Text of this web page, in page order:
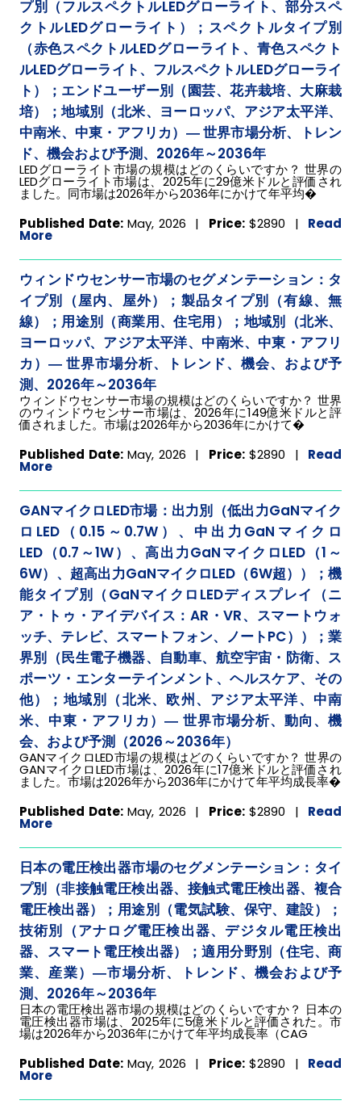
プ別（フルスペクトルLEDグローライト、部分スペ
クトルLEDグローライト）；スペクトルタイプ別
（赤色スペクトルLEDグローライト、青色スペクト
ルLEDグローライト、フルスペクトルLEDグローライ
ト）；エンドユーザー別（園芸、花卉栽培、大麻栽
培）；地域別（北米、ヨーロッパ、アジア太平洋、
中南米、中東・アフリカ）― 世界市場分析、トレン
ド、機会および予測、2026年～2036年
LEDグローライト市場の規模はどのくらいですか？ 世界の
LEDグローライト市場は、2025年に29億米ドルと評価され
ました。同市場は2026年から2036年にかけて年平均�
Published Date:May, 2026 | Price:$2890 | Read
More
ウィンドウセンサー市場のセグメンテーション：タ
イプ別（屋内、屋外）；製品タイプ別（有線、無
線）；用途別（商業用、住宅用）；地域別（北米、
ヨーロッパ、アジア太平洋、中南米、中東・アフリ
カ）― 世界市場分析、トレンド、機会、および予
測、2026年～2036年
ウィンドウセンサー市場の規模はどのくらいですか？ 世界
のウィンドウセンサー市場は、2026年に149億米ドルと評
価されました。市場は2026年から2036年にかけて�
Published Date:May, 2026 | Price:$2890 | Read
More
GANマイクロLED市場：出力別（低出力GaNマイク
ロLED（0.15～0.7W）、中出力GaNマイクロ
LED（0.7～1W）、高出力GaNマイクロLED（1～
6W）、超高出力GaNマイクロLED（6W超））；機
能タイプ別（GaNマイクロLEDディスプレイ（ニ
ア・トゥ・アイデバイス：AR・VR、スマートウォ
ッチ、テレビ、スマートフォン、ノートPC））；業
界別（民生電子機器、自動車、航空宇宙・防衛、ス
ポーツ・エンターテインメント、ヘルスケア、その
他）；地域別（北米、欧州、アジア太平洋、中南
米、中東・アフリカ）― 世界市場分析、動向、機
会、および予測（2026～2036年）
GANマイクロLED市場の規模はどのくらいですか？ 世界の
GANマイクロLED市場は、2026年に17億米ドルと評価され
ました。市場は2026年から2036年にかけて年平均成長率�
Published Date:May, 2026 | Price:$2890 | Read
More
日本の電圧検出器市場のセグメンテーション：タイ
プ別（非接触電圧検出器、接触式電圧検出器、複合
電圧検出器）；用途別（電気試験、保守、建設）；
技術別（アナログ電圧検出器、デジタル電圧検出
器、スマート電圧検出器）；適用分野別（住宅、商
業、産業）―市場分析、トレンド、機会および予
測、2026年～2036年
日本の電圧検出器市場の規模はどのくらいですか？ 日本の
電圧検出器市場は、2025年に5億米ドルと評価された。市
場は2026年から2036年にかけて年平均成長率（CAG
Published Date:May, 2026 | Price:$2890 | Read
More